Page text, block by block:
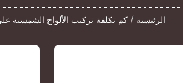
الرئيسية / كم تكلفة تركيب الألواح الشمسية